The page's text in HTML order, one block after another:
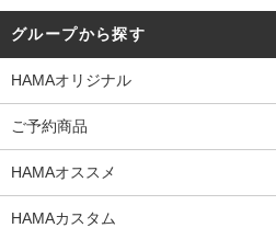
グループから探す
HAMAオリジナル
ご予約商品
HAMAオススメ
HAMAカスタム